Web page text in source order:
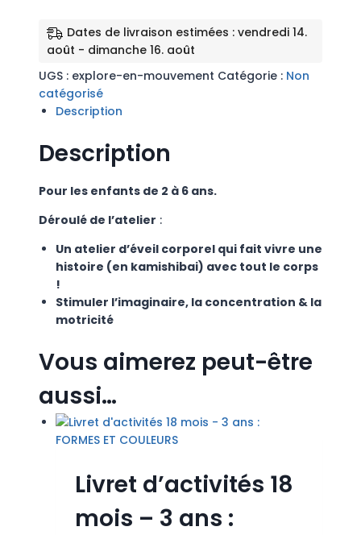
Dates de livraison estimées : vendredi 14.
août - dimanche 16. août
UGS : explore-en-mouvement Catégorie : Non
catégorisé
Description
Description
Pour les enfants de 2 à 6 ans.
Déroulé de l’atelier :
Un atelier d’éveil corporel qui fait vivre une
histoire (en kamishibai) avec tout le corps
!
Stimuler l’imaginaire, la concentration & la
motricité
Vous aimerez peut-être
aussi…
Livret d’activités 18
mois – 3 ans :